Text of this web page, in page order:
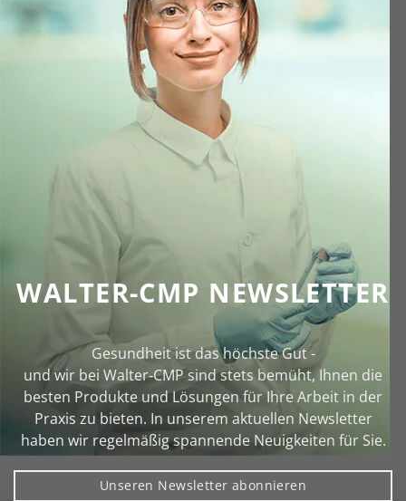
WALTER-CMP NEWSLETTER
Gesundheit ist das höchste Gut -
und wir bei Walter‑CMP sind stets bemüht, Ihnen die
besten Produkte und Lösungen für Ihre Arbeit in der
Praxis zu bieten. In unserem aktuellen Newsletter
haben wir regelmäßig spannende Neuigkeiten für Sie.
Unseren Newsletter abonnieren